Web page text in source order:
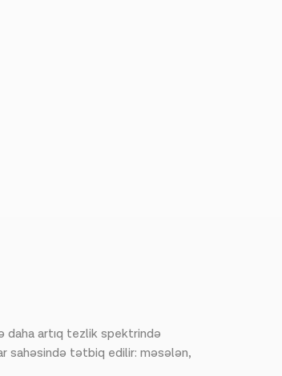
daha artıq tezlik spektrində
sahəsində tətbiq edilir: məsələn,